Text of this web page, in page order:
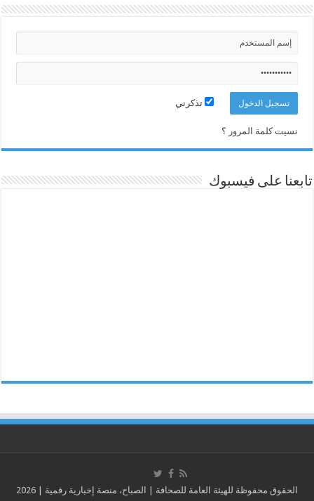
تذكرني
نسيت كلمة المرور ؟
تابعنا على فيسبوك
الحقوق محفوظة للهيئة العامة للصحافة | الصباح، منصة إخبارية رقمية | 2026